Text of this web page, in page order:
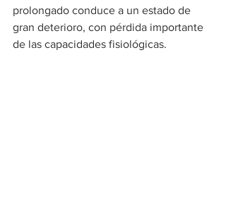
prolongado conduce a un estado de
gran deterioro, con pérdida importante
de las capacidades fisiológicas.